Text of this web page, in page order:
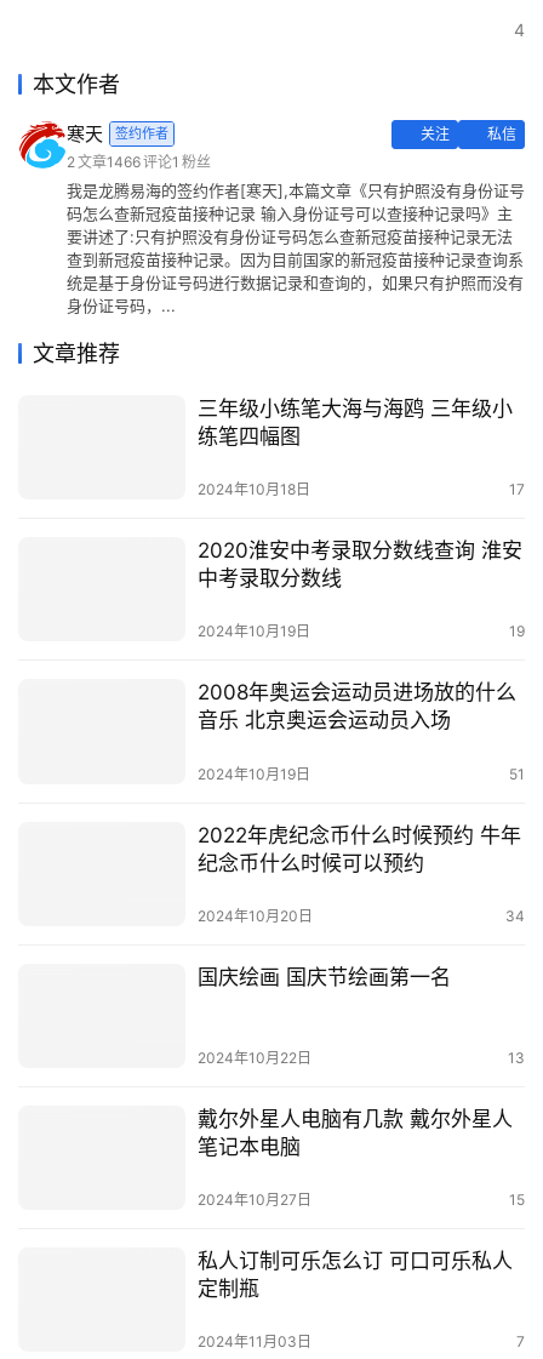
4
本文作者
寒天 签约作者 关注
私信
2文章1466评论1 粉丝
我是龙腾易海的签约作者[寒天],本篇文章《只有护照没有身份证号
码怎么查新冠疫苗接种记录 输入身份证号可以查接种记录吗》主
要讲述了:只有护照没有身份证号码怎么查新冠疫苗接种记录无法
查到新冠疫苗接种记录。因为目前国家的新冠疫苗接种记录查询系
统是基于身份证号码进行数据记录和查询的，如果只有护照而没有
身份证号码，...
文章推荐
三年级小练笔大海与海鸥 三年级小
练笔四幅图
2024年10月18日 17
2020淮安中考录取分数线查询 淮安
中考录取分数线
2024年10月19日 19
2008年奥运会运动员进场放的什么
音乐 北京奥运会运动员入场
2024年10月19日 51
2022年虎纪念币什么时候预约 牛年
纪念币什么时候可以预约
2024年10月20日 34
国庆绘画 国庆节绘画第一名
2024年10月22日 13
戴尔外星人电脑有几款 戴尔外星人
笔记本电脑
2024年10月27日 15
私人订制可乐怎么订 可口可乐私人
定制瓶
2024年11月03日 7